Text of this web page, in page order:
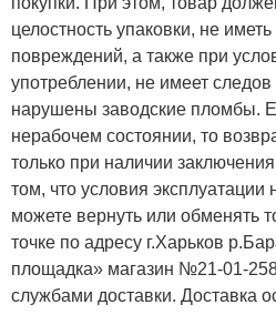
целостность упаковки, не
повреждений, а также при
употреблении, не имеет
нарушены заводские пломбы.
нерабочем состоянии, то
только при наличии
том, что условия
можете вернуть или обменять
точке по адресу г.Харьков
площадка» магазин №21-01-
службами доставки. Доставка